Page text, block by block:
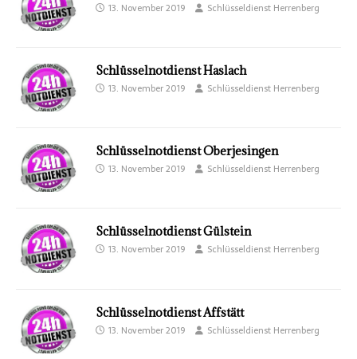
13. November 2019 Schlüsseldienst Herrenberg
Schlüsselnotdienst Haslach
13. November 2019 Schlüsseldienst Herrenberg
Schlüsselnotdienst Oberjesingen
13. November 2019 Schlüsseldienst Herrenberg
Schlüsselnotdienst Gülstein
13. November 2019 Schlüsseldienst Herrenberg
Schlüsselnotdienst Affstätt
13. November 2019 Schlüsseldienst Herrenberg